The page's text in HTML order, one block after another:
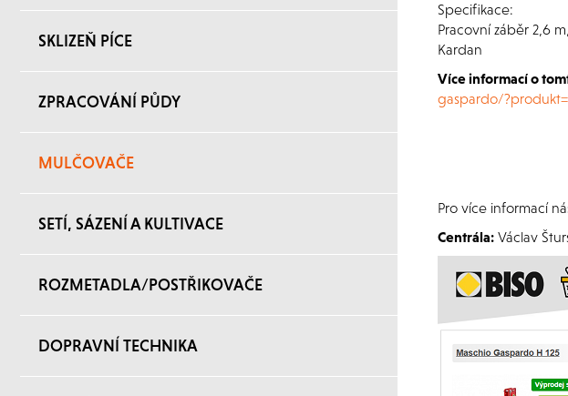
SKLIZEŇ PÍCE
ZPRACOVÁNÍ PŮDY
MULČOVAČE
SETÍ, SÁZENÍ A KULTIVACE
ROZMETADLA/POSTŘIKOVAČE
DOPRAVNÍ TECHNIKA
Specifikace:
Pracovní záběr 2,6
Kardan
Více informací o
gaspardo/
Pro více informací
Centrála: Václav